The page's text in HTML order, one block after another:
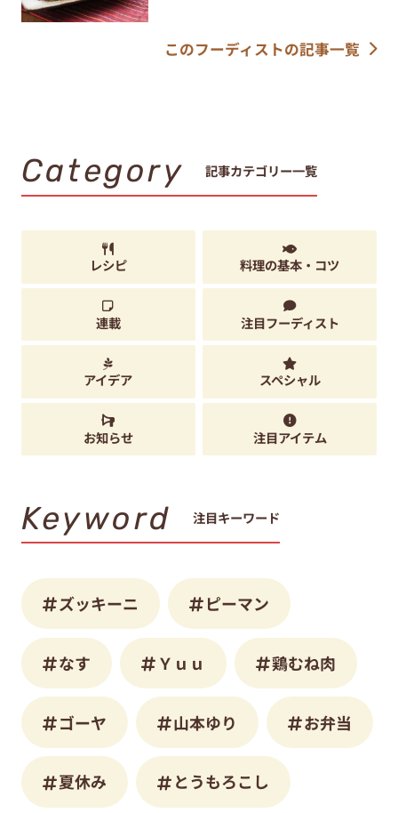
このフーディストの記事一覧
Category 記事カテゴリー一覧
レシピ 料理の基本・コツ
連載 注目フーディスト
アイデア スペシャル
お知らせ 注目アイテム
Keyword 注目キーワード
ズッキーニ ピーマン
なす Ｙｕｕ 鶏むね肉
ゴーヤ 山本ゆり お弁当
夏休み とうもろこし